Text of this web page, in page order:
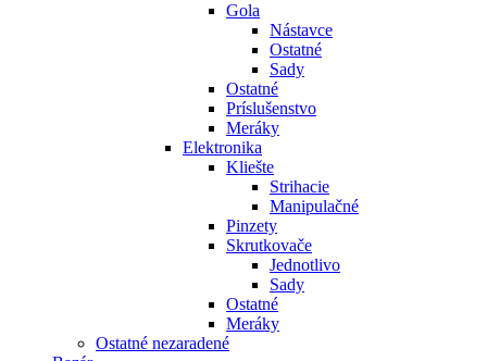
Gola
Nástavce
Ostatné
Sady
Ostatné
Príslušenstvo
Meráky
Elektronika
Kliešte
Strihacie
Manipulačné
Pinzety
Skrutkovače
Jednotlivo
Sady
Ostatné
Meráky
Ostatné nezaradené